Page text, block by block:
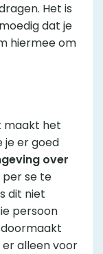
Het is
dat je
hiermee om
maakt het
je er goed
over
se te
dit niet
persoon
alleen voor